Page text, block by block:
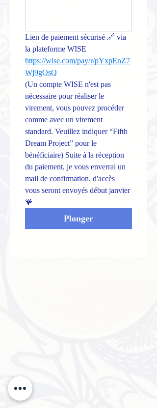
Lien de paiement sécurisé 🔗 via
https://wise.com/pay/r/pYxpEnZ7
Wj9gOsQ
(Un compte WISE n'est pas
nécessaire pour réaliser le
virement, vous pouvez procéder
comme avec un virement
standard. Veuillez indiquer “Fifth
Dream Project” pour le
bénéficiaire) Suite à la réception
du paiement, je vous enverrai un
mail de confirmation. d'accès
vous seront envoyés début janvier
🪸
Plonger